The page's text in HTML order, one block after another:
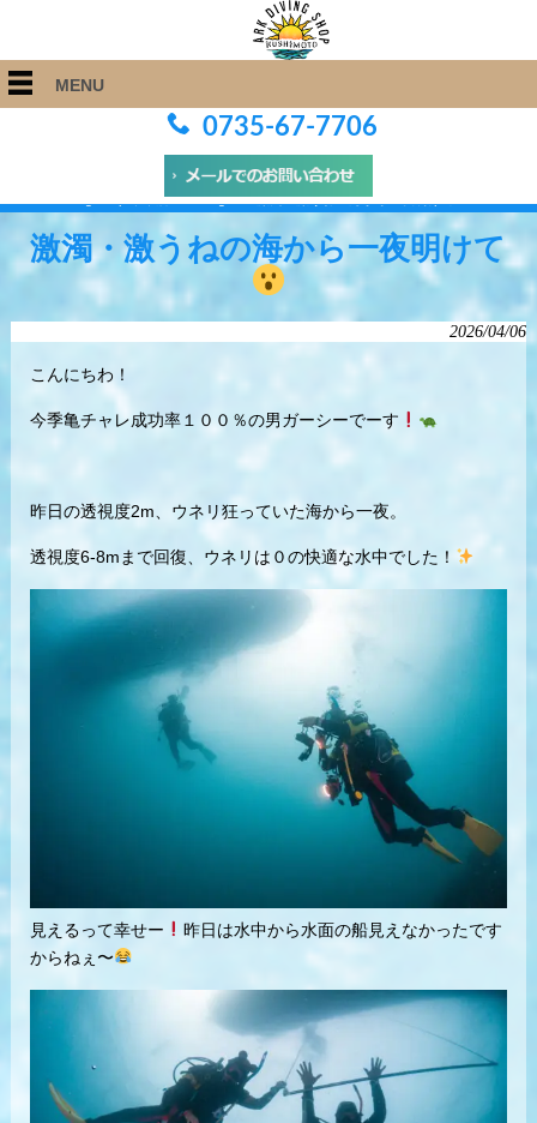
MENU
0735-67-7706
ARK Diving Shop 串本店 > Blog > 激濁・激うねの海から一夜明けて
激濁・激うねの海から一夜明けて
2026/04/06
こんにちわ！
今季亀チャレ成功率１００％の男ガーシーでーす
昨日の透視度2m、ウネリ狂っていた海から一夜。
透視度6-8mまで回復、ウネリは０の快適な水中でした！
見えるって幸せー
昨日は水中から水面の船見えなかったです
からねぇ〜